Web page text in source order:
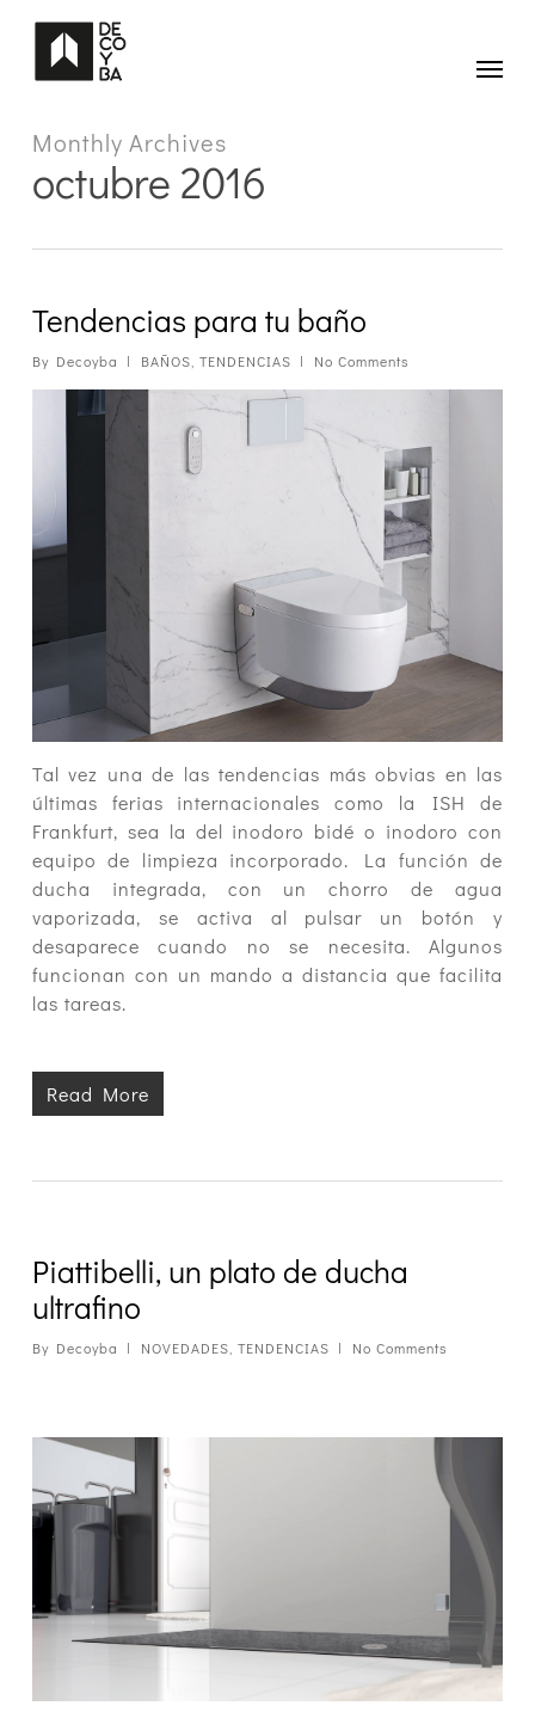
Menu
Monthly Archives
octubre 2016
Tendencias para tu baño
By Decoyba BAÑOS TENDENCIAS No Comments
Tal vez una de las tendencias más obvias en las
últimas ferias internacionales como la ISH de
Frankfurt, sea la del inodoro bidé o inodoro con
equipo de limpieza incorporado. La función de
ducha integrada, con un chorro de agua
vaporizada, se activa al pulsar un botón y
desaparece cuando no se necesita. Algunos
funcionan con un mando a distancia que facilita
las tareas.
Read More
Piattibelli, un plato de ducha
ultrafino
By Decoyba NOVEDADES, TENDENCIAS No Comments